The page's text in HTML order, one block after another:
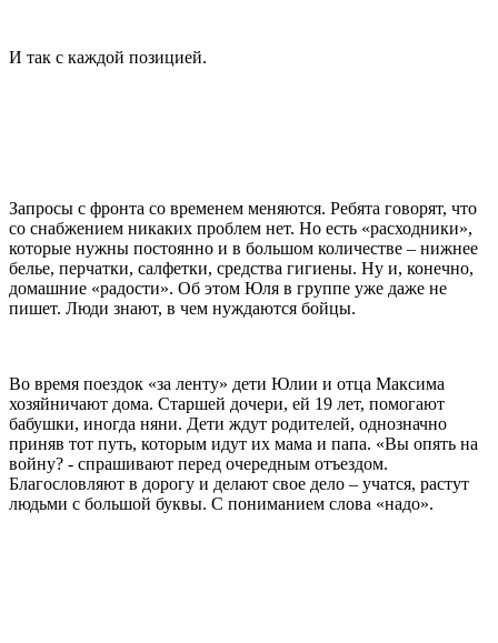
И так с каждой позицией.
Запросы с фронта со временем меняются. Ребята говорят, что
со снабжением никаких проблем нет. Но есть «расходники»,
которые нужны постоянно и в большом количестве – нижнее
белье, перчатки, салфетки, средства гигиены. Ну и, конечно,
домашние «радости». Об этом Юля в группе уже даже не
пишет. Люди знают, в чем нуждаются бойцы.
Во время поездок «за ленту» дети Юлии и отца Максима
хозяйничают дома. Старшей дочери, ей 19 лет, помогают
бабушки, иногда няни. Дети ждут родителей, однозначно
приняв тот путь, которым идут их мама и папа. «Вы опять на
войну? - спрашивают перед очередным отъездом.
Благословляют в дорогу и делают свое дело – учатся, растут
людьми с большой буквы. С пониманием слова «надо».